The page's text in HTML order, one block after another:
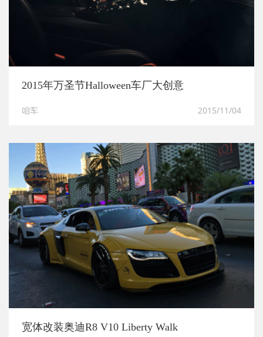
2015年万圣节Halloween车厂大创意
咱车 2015/11/04
宽体改装奥迪R8 V10 Liberty Walk